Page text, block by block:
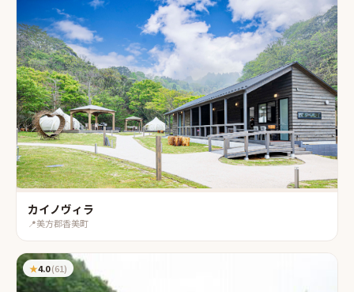
カイノヴィラ
📍美方郡香美町
★4.0(61)